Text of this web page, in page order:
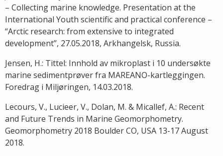
– Collecting marine knowledge. Presentation at the
International Youth scientific and practical conference –
“Arctic research: from extensive to integrated
development”, 27.05.2018, Arkhangelsk, Russia.
Jensen, H.: Tittel: Innhold av mikroplast i 10 undersøkte
marine sedimentprøver fra MAREANO-kartleggingen.
Foredrag i Miljøringen, 14.03.2018.
Lecours, V., Lucieer, V., Dolan, M. & Micallef, A.: Recent
and Future Trends in Marine Geomorphometry.
Geomorphometry 2018 Boulder CO, USA 13-17 August
2018.